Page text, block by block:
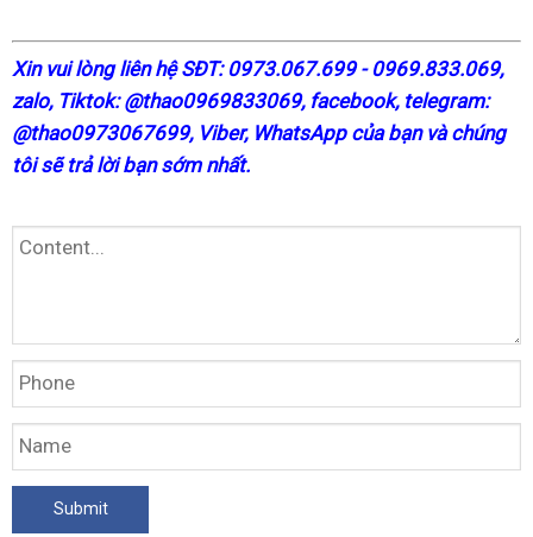
Xin vui lòng liên hệ SĐT: 0973.067.699 - 0969.833.069,
zalo, Tiktok: @thao0969833069, facebook, telegram:
@thao0973067699, Viber, WhatsApp của bạn và chúng
tôi sẽ trả lời bạn sớm nhất.